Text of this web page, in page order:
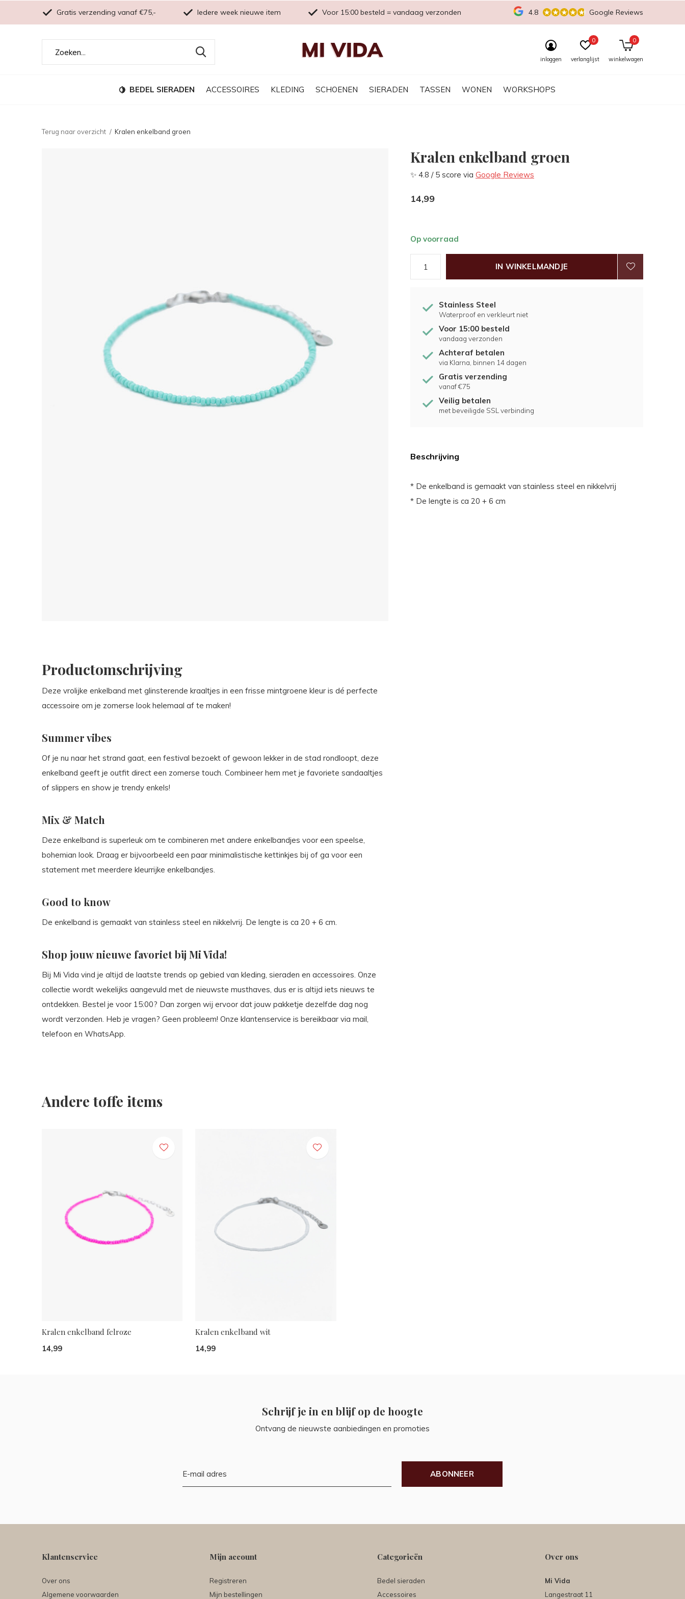
BEDEL SIERADEN ACCESSOIRES KLEDING SCHOENEN SIERADEN TASSEN WONEN WORKSHOPS
inloggen verlanglijst
0
winkelwagen
0
Gratis verzending vanaf €75,- Iedere week nieuwe item Voor 15:00 besteld = vandaag verzonden 4.8 Google Reviews
Terug naar overzicht Kralen enkelband groen
Kralen enkelband groen
✨ 4.8 / 5 score via Google Reviews
14,99
Op voorraad
IN WINKELMANDJE
Stainless Steel
Waterproof en verkleurt niet
Voor 15:00 besteld
vandaag verzonden
Achteraf betalen
via Klarna, binnen 14 dagen
Gratis verzending
vanaf €75
Veilig betalen
met beveiligde SSL verbinding
Beschrijving
* De enkelband is gemaakt van stainless steel en nikkelvrij
* De lengte is ca 20 + 6 cm
Productomschrijving
Deze vrolijke enkelband met glinsterende kraaltjes in een frisse mintgroene kleur is dé perfecte
accessoire om je zomerse look helemaal af te maken!
Summer vibes
Of je nu naar het strand gaat, een festival bezoekt of gewoon lekker in de stad rondloopt, deze
enkelband geeft je outfit direct een zomerse touch. Combineer hem met je favoriete sandaaltjes
of slippers en show je trendy enkels!
Mix & Match
Deze enkelband is superleuk om te combineren met andere enkelbandjes voor een speelse,
bohemian look. Draag er bijvoorbeeld een paar minimalistische kettinkjes bij of ga voor een
statement met meerdere kleurrijke enkelbandjes.
Good to know
De enkelband is gemaakt van stainless steel en nikkelvrij. De lengte is ca 20 + 6 cm.
Shop jouw nieuwe favoriet bij Mi Vida!
Bij Mi Vida vind je altijd de laatste trends op gebied van kleding, sieraden en accessoires. Onze
collectie wordt wekelijks aangevuld met de nieuwste musthaves, dus er is altijd iets nieuws te
ontdekken. Bestel je voor 15:00? Dan zorgen wij ervoor dat jouw pakketje dezelfde dag nog
wordt verzonden. Heb je vragen? Geen probleem! Onze klantenservice is bereikbaar via mail,
telefoon en WhatsApp.
Andere toffe items
Kralen enkelband felroze
14,99
Kralen enkelband wit
14,99
Schrijf je in en blijf op de hoogte
Ontvang de nieuwste aanbiedingen en promoties
ABONNEER
Klantenservice
Over ons
Algemene voorwaarden
Mijn account
Registreren
Mijn bestellingen
Categorieën
Bedel sieraden
Accessoires
Over ons
Mi Vida
Langestraat 11